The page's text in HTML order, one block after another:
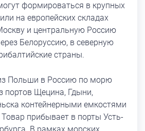
формироваться в крупных
на европейских складах
и центральную Россию
Белоруссию, в северную
страны.
Польши в Россию по морю
портов Щецина, Гдыни,
контейнерными емкостями
прибывает в порты Усть-